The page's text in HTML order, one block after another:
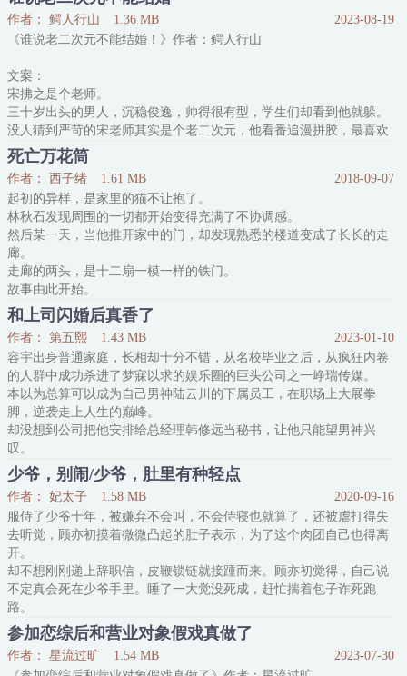
经济潮流，从此发家致富，财源滚滚，做最大的墓场主！
只是有一点，新招的鬼屋工作人员，男神相、超模身材，长得太帅，
可能吓不到游客。
游客B：千年大粽子！出土这么久，品相
作者： 鳄人行山 1.36 MB
2023-08-19
《谁说老二次元不能结婚！》作者：鳄人行山
文案：
宋拂之是个老师。
三十岁出头的男人，沉稳俊逸，帅得很有型，学生们却看到他就躲。
没人猜到严苛的宋老师其实是个老二次元，他看番追漫拼胶，最喜欢
一位叫章鱼的元老级Coser。
章鱼老师因其散发出的强攻气质，被誉为C圈的总攻大人。
宋拂之最爱他这一点。
令宋老师伤感的是，最近章鱼老师宣布他将退圈，回归三次元生活。
宋拂之看着自己手上的戒指，无声垂眸。
结婚让他不得不藏起那些癖好，章鱼老师的退圈更是让他贫瘠的精神
生活雪上加霜。
-
时章和
死亡万花筒
作者： 西子绪 1.61 MB
2018-09-07
起初的异样，是家里的猫不让抱了。
林秋石发现周围的一切都开始变得充满了不协调感。
然后某一天，当他推开家中的门，却发现熟悉的楼道变成了长长的走
廊。
走廊的两头，是十二扇一模一样的铁门。
故事由此开始。
阮南烛对林秋石说，当你凝视深渊时，深渊也在凝视着你。
林秋石听后陷入沉思，然后对着深渊拉下了裤子拉链……
阮南烛：“……你把裤子给我好好穿上！”
不皮会死病娇攻X一起皮的沉稳受，双皮奶组合，灵异风格升级流。
和上司闪婚后真香了
作者： 第五熙 1.43 MB
2023-01-10
容宇出身普通家庭，长相却十分不错，从名校毕业之后，从疯狂内卷
的人群中成功杀进了梦寐以求的娱乐圈的巨头公司之一峥瑞传媒。
本以为总算可以成为自己男神陆云川的下属员工，在职场上大展拳
脚，逆袭走上人生的巅峰。
却没想到公司把他安排给总经理韩修远当秘书，让他只能望男神兴
叹。
这位上司其实样貌气质也是他男神那一挂的，着实没得挑，但就是性
格比他男神还冷，成天只会冷着一张脸面对他。
然而一次应酬醉酒后，他意外跟韩修远过了一夜。
容宇第一个反应就是：完了，他要失去这个工作了！
可没想到韩修远一本正经地表示：“
少爷，别闹/少爷，肚里有种轻点
作者： 妃太子 1.58 MB
2020-09-16
服侍了少爷十年，被嫌弃不会叫，不会侍寝也就算了，还被虐打得失
去听觉，顾亦初摸着微微凸起的肚子表示，为了这个肉团自己也得离
开。
却不想刚刚递上辞职信，皮鞭锁链就接踵而来。顾亦初觉得，自己说
不定真会死在少爷手里。睡了一大觉没死成，赶忙揣着包子诈死跑
路。
然后...然后就是少爷的追妻之路...
“爸爸，那个变态又偷你的小裤裤...”
“初初，你要相信我，我没有！”“嘭——”面前的门被重重关上。
参加恋综后和营业对象假戏真做了
作者： 星流过旷 1.54 MB
2023-07-30